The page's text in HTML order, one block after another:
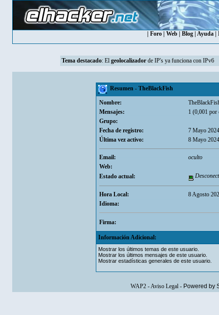
Foro Web Blog Ayuda
Tema destacado: El geolocalizadorde IP's ya funciona con IPv6
Resumen - TheBlackFish
Nombre:
Mensajes:
1 (0,001 por
Grupo:
Fecha de registro:
7 Mayo
Última vez activo:
8 Mayo
Email:
oculto
Web:
Estado actual:
Hora Local:
8 Agosto
Idioma:
Firma:
Información Adicional:
Mostrar los últimos temas de este usuario.
Mostrar los últimos mensajes de este usuario.
Mostrar estadísticas generales de este usuario.
WAP2-Aviso Legal- Powered by